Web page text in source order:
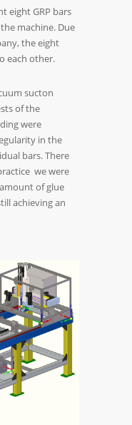
eight GRP bars
machine. Due
the eight
each other.
sucton
of the
were
in the
bars. There
we were
of glue
achieving an